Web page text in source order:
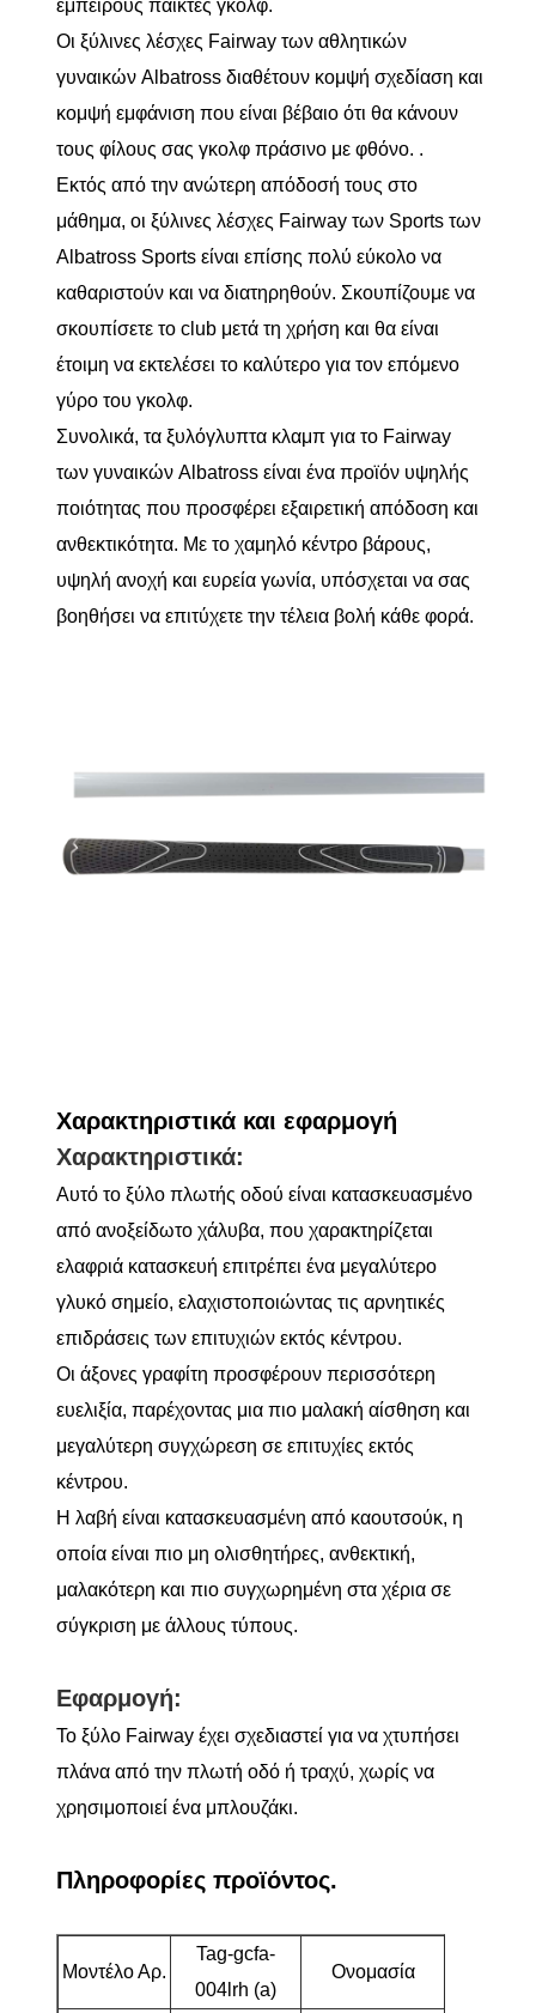
έμπειρους παίκτες γκολφ.
Οι ξύλινες λέσχες Fairway των αθλητικών
γυναικών Albatross διαθέτουν κομψή σχεδίαση και
κομψή εμφάνιση που είναι βέβαιο ότι θα κάνουν
τους φίλους σας γκολφ πράσινο με φθόνο. .
Εκτός από την ανώτερη απόδοσή τους στο
μάθημα, οι ξύλινες λέσχες Fairway των Sports των
Albatross Sports είναι επίσης πολύ εύκολο να
καθαριστούν και να διατηρηθούν. Σκουπίζουμε να
σκουπίσετε το club μετά τη χρήση και θα είναι
έτοιμη να εκτελέσει το καλύτερο για τον επόμενο
γύρο του γκολφ.
Συνολικά, τα ξυλόγλυπτα κλαμπ για το Fairway
των γυναικών Albatross είναι ένα προϊόν υψηλής
ποιότητας που προσφέρει εξαιρετική απόδοση και
ανθεκτικότητα. Με το χαμηλό κέντρο βάρους,
υψηλή ανοχή και ευρεία γωνία, υπόσχεται να σας
βοηθήσει να επιτύχετε την τέλεια βολή κάθε φορά.
Χαρακτηριστικά και εφαρμογή
Χαρακτηριστικά:
Αυτό το ξύλο πλωτής οδού είναι κατασκευασμένο
από ανοξείδωτο χάλυβα, που χαρακτηρίζεται
ελαφριά κατασκευή επιτρέπει ένα μεγαλύτερο
γλυκό σημείο, ελαχιστοποιώντας τις αρνητικές
επιδράσεις των επιτυχιών εκτός κέντρου.
Οι άξονες γραφίτη προσφέρουν περισσότερη
ευελιξία, παρέχοντας μια πιο μαλακή αίσθηση και
μεγαλύτερη συγχώρεση σε επιτυχίες εκτός
κέντρου.
Η λαβή είναι κατασκευασμένη από καουτσούκ, η
οποία είναι πιο μη ολισθητήρες, ανθεκτική,
μαλακότερη και πιο συγχωρημένη στα χέρια σε
σύγκριση με άλλους τύπους.
Εφαρμογή:
Το ξύλο Fairway έχει σχεδιαστεί για να χτυπήσει
πλάνα από την πλωτή οδό ή τραχύ, χωρίς να
χρησιμοποιεί ένα μπλουζάκι.
Πληροφορίες προϊόντος.
Μοντέλο Αρ.
Tag-gcfa-
004lrh (a)
Ονομασία